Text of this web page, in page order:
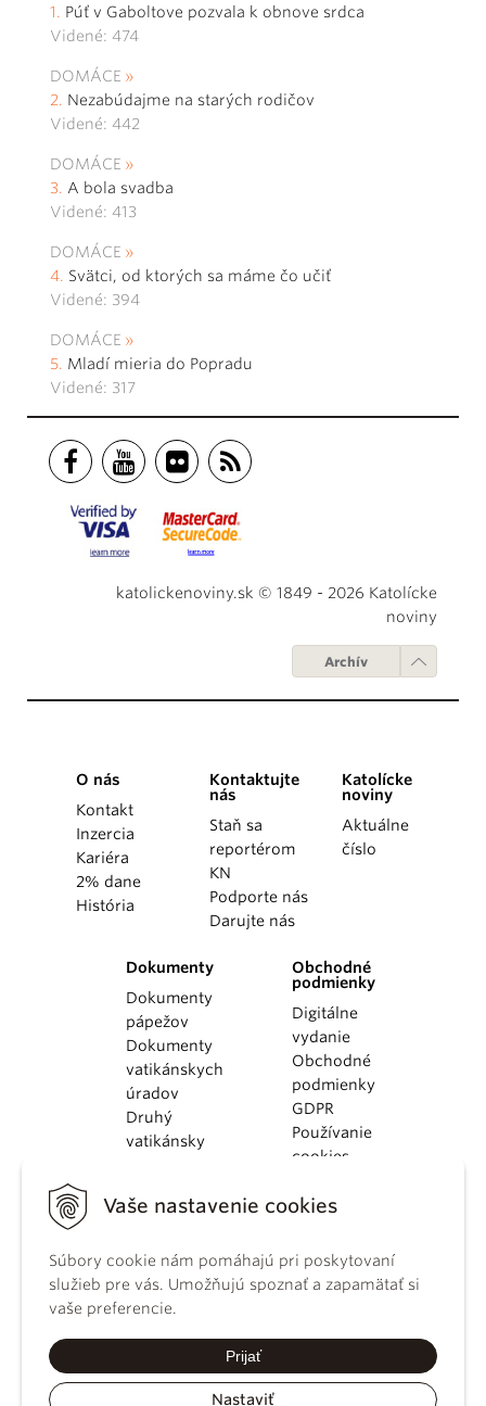
Vaše nastavenie cookies
Súbory cookie nám pomáhajú pri poskytovaní
služieb pre vás. Umožňujú spoznať a zapamätať si
vaše preferencie.
Prijať
Nastaviť
Púť v Gaboltove pozvala k obnove srdca
Videné: 474
DOMÁCE
Nezabúdajme na starých rodičov
Videné: 442
DOMÁCE
A bola svadba
Videné: 413
DOMÁCE
Svätci, od ktorých sa máme čo učiť
Videné: 394
DOMÁCE
Mladí mieria do Popradu
Videné: 317
katolickenoviny.sk © 1849 - 2026 Katolícke
noviny
Archív
O nás
Kontakt
Inzercia
Kariéra
2% dane
História
Kontaktujte
nás
Staň sa
reportérom
KN
Podporte nás
Darujte nás
Katolícke
noviny
Aktuálne
číslo
Dokumenty
Dokumenty
pápežov
Dokumenty
vatikánskych
úradov
Druhý
vatikánsky
KBS
kánonického
práva
Katechizmus
Obchodné
podmienky
Digitálne
vydanie
Obchodné
podmienky
GDPR
Používanie
cookies